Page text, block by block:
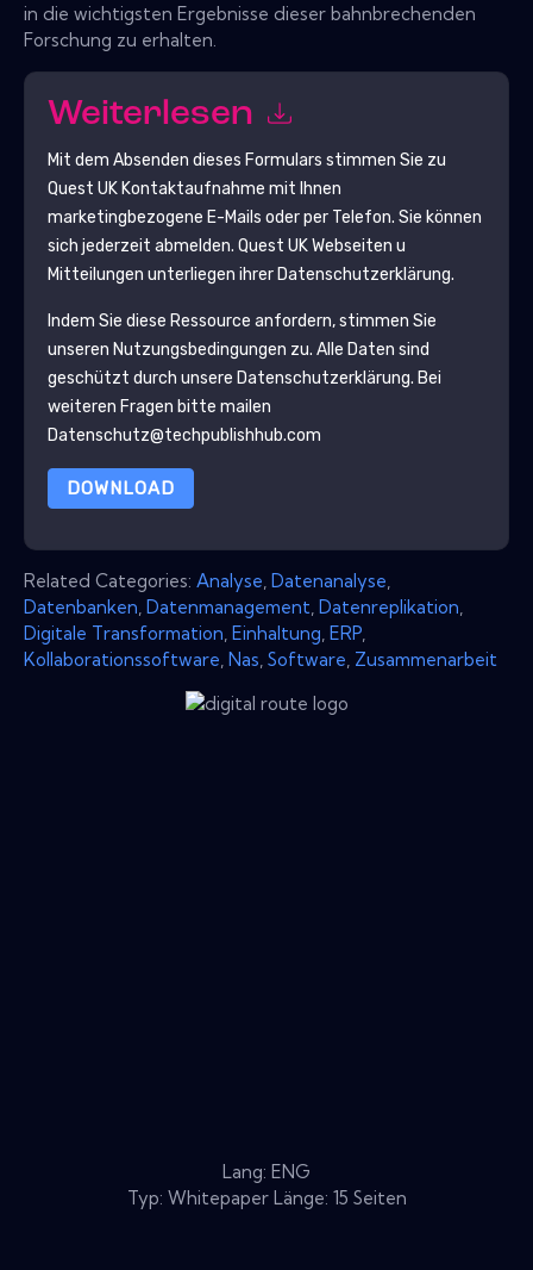
in die wichtigsten Ergebnisse dieser bahnbrechenden
Forschung zu erhalten.
Weiterlesen
Mit dem Absenden dieses Formulars stimmen Sie zu
Quest UKKontaktaufnahme mit Ihnen
marketingbezogene E-Mails oder per Telefon. Sie können
sich jederzeit abmelden. Quest UKWebseiten u
Mitteilungen unterliegen ihrer Datenschutzerklärung.
Indem Sie diese Ressource anfordern, stimmen Sie
unseren Nutzungsbedingungen zu. Alle Daten sind
geschützt durch unsere Datenschutzerklärung. Bei
weiteren Fragen bitte mailen
Datenschutz@techpublishhub.com
DOWNLOAD
Related Categories: Analyse Datenanalyse
Datenbanken Datenmanagement Datenreplikation
Digitale Transformation Einhaltung ERP
Kollaborationssoftware Nas Software Zusammenarbeit
Lang: ENG
Typ: Whitepaper Länge: 15 Seiten